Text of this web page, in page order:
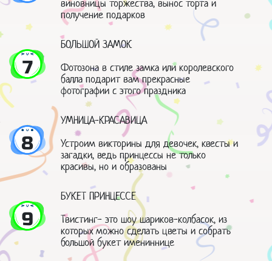
виновницы торжества, вынос торта и
получение подарков
7
БОЛЬШОЙ ЗАМОК
Фотозона в стиле замка или королевского
балла подарит вам прекрасные
фотографии с этого праздника
8
УМНИЦА-КРАСАВИЦА
Устроим викторины для девочек, квесты и
загадки, ведь принцессы не только
красивы, но и образованы
9
БУКЕТ ПРИНЦЕССЕ
Твистинг- это шоу шариков-колбасок, из
которых можно сделать цветы и собрать
большой букет имениннице